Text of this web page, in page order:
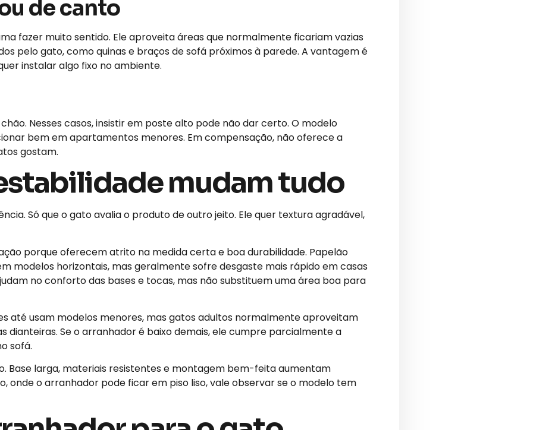
de canto
fazer muito sentido. Ele aproveita áreas que normalmente ficariam vazias
pelo gato, como quinas e braços de sofá próximos à parede. A vantagem é
instalar algo fixo no ambiente.
Nesses casos, insistir em poste alto pode não dar certo. O modelo
bem em apartamentos menores. Em compensação, não oferece a
gostam.
mudam tudo
Só que o gato avalia o produto de outro jeito. Ele quer textura agradável,
porque oferecem atrito na medida certa e boa durabilidade. Papelão
modelos horizontais, mas geralmente sofre desgaste mais rápido em casas
no conforto das bases e tocas, mas não substituem uma área boa para
até usam modelos menores, mas gatos adultos normalmente aproveitam
Se o arranhador é baixo demais, ele cumpre parcialmente a
sofá.
Base larga, materiais resistentes e montagem bem-feita aumentam
o arranhador pode ficar em piso liso, vale observar se o modelo tem